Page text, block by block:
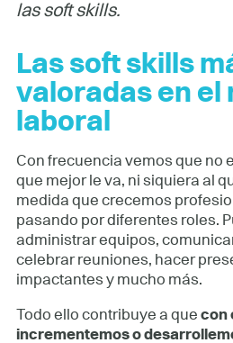
las soft skills.
Las soft skills
valoradas en el
laboral
Con frecuencia vemos que no
que mejor le va, ni siquiera al
medida que crecemos
pasando por diferentes roles.
administrar equipos,
celebrar reuniones, hacer
impactantes y mucho más.
Todo ello contribuye a que con
incrementemos o